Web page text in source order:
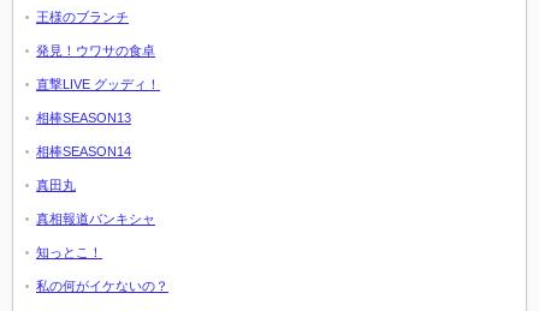
王様のブランチ
発見！ウワサの食卓
直撃LIVE グッディ！
相棒SEASON13
相棒SEASON14
真田丸
真相報道バンキシャ
知っとこ！
私の何がイケないの？